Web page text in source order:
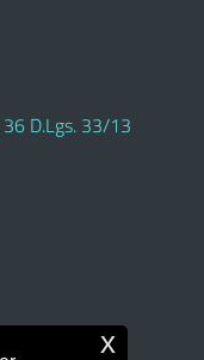
D.Lgs. 33/13
x